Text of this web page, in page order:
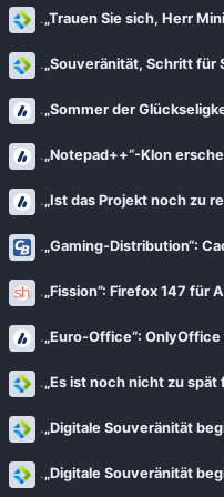
„Fission”: Firefox 147
„Es ist noch nicht zu